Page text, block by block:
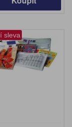
sleva